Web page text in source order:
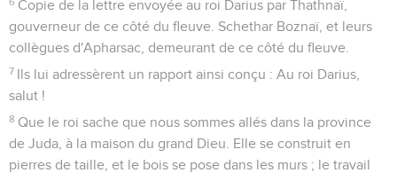
Copie de la lettre envoyée au roi Darius par Thathnaï,
gouverneur de ce côté du fleuve. Schethar Boznaï, et leurs
collègues d'Apharsac, demeurant de ce côté du fleuve.
7 Ils lui adressèrent un rapport ainsi conçu : Au roi Darius,
salut !
8 Que le roi sache que nous sommes allés dans la province
de Juda, à la maison du grand Dieu. Elle se construit en
pierres de taille, et le bois se pose dans les murs ; le travail